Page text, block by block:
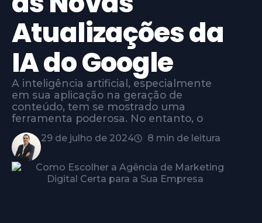
Atualizações da
IA do Google
A inteligência artificial, especialmente
em sua aplicação na geração de
conteúdo, tem se mostrado uma
ferramenta poderosa. No entanto, o
29 de julho de 2024 8 min de leitura